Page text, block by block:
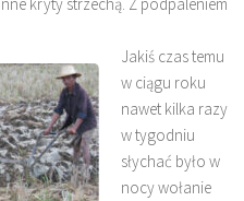
Jakiś czas temu
w ciągu roku
nawet kilka razy
w tygodniu
słychać było w
nocy wołanie